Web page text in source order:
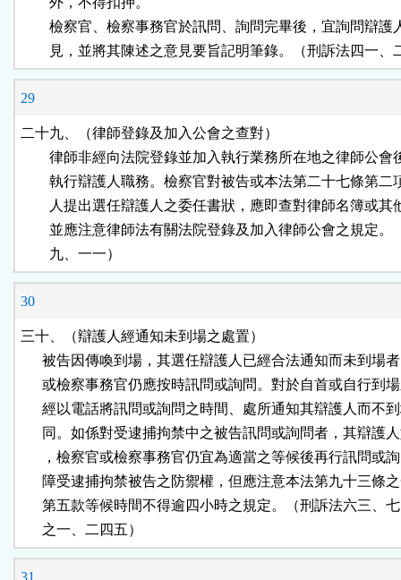
檢察官、檢察事務官於訊問、詢問完畢後，宜詢問辯護
見，並將其陳述之意見要旨記明筆錄。（刑訴法四一、
29
二十九、（律師登錄及加入公會之查對）
律師非經向法院登錄並加入執行業務所在地之律師公會
執行辯護人職務。檢察官對被告或本法第二十七條第二
人提出選任辯護人之委任書狀，應即查對律師名簿或其
並應注意律師法有關法院登錄及加入律師公會之規定。
        九、一一）
30
三十、（辯護人經通知未到場之處置）
被告因傳喚到場，其選任辯護人已經合法通知而未到場
或檢察事務官仍應按時訊問或詢問。對於自首或自行到
經以電話將訊問或詢問之時間、處所通知其辯護人而不
同。如係對受逮捕拘禁中之被告訊問或詢問者，其辯護
，檢察官或檢察事務官仍宜為適當之等候後再行訊問或
障受逮捕拘禁被告之防禦權，但應注意本法第九十三條
第五款等候時間不得逾四小時之規定。（刑訴法六三、
      之一、二四五）